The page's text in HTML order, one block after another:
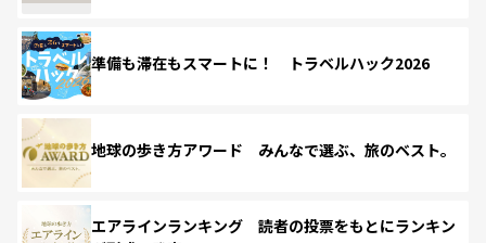
準備も滞在もスマートに！ トラベルハック2026
地球の歩き方アワード みんなで選ぶ、旅のベスト。
エアラインランキング 読者の投票をもとにランキン